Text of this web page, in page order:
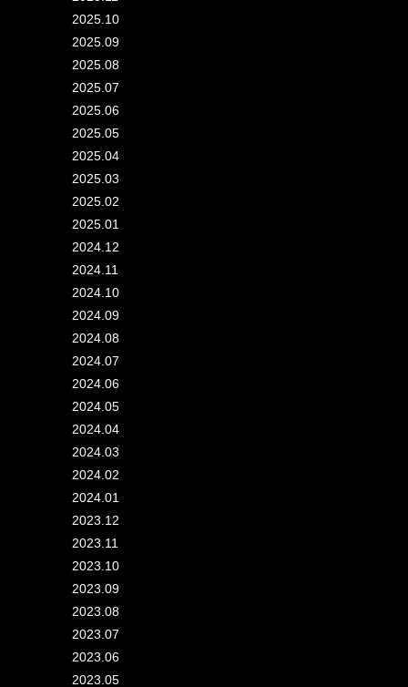
2025.10
2025.09
2025.08
2025.07
2025.06
2025.05
2025.04
2025.03
2025.02
2025.01
2024.12
2024.11
2024.10
2024.09
2024.08
2024.07
2024.06
2024.05
2024.04
2024.03
2024.02
2024.01
2023.12
2023.11
2023.10
2023.09
2023.08
2023.07
2023.06
2023.05